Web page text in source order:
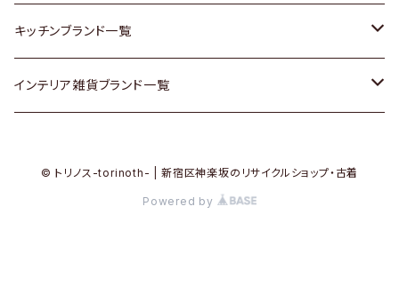
Vintageヴィンテージ / Antiqueアンティーク
Designers / デザイナーズ
腕時計
Vintage / ヴィンテージ
和物 / 作家物
その他キッチン雑貨
ACTUS / アクタス
arflex / アルフレックス
agnes b / アニエス ベー
BALLY / バリー
キッチンブランド一覧
ARABIA / アラビア
インテリア雑貨ブランド一覧
© トリノス-torinoth- | 新宿区神楽坂のリサイクルショップ・古着
Powered by